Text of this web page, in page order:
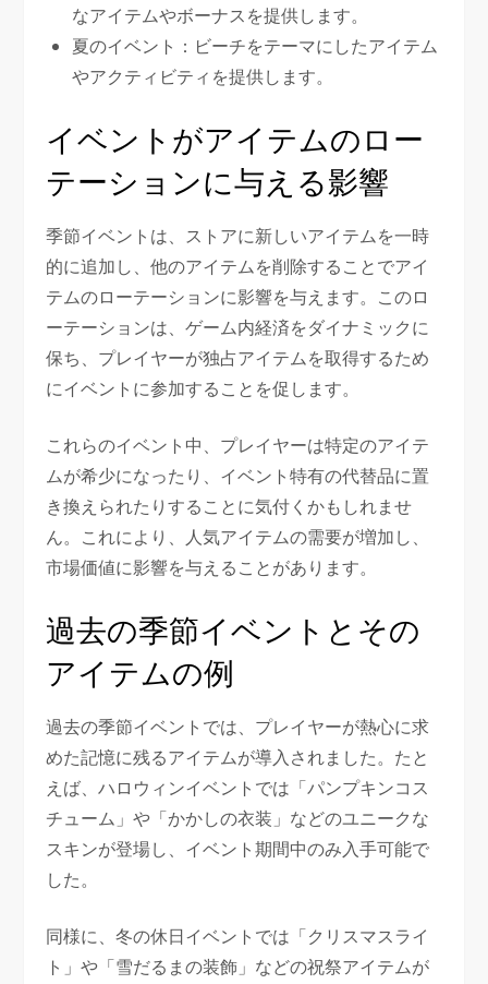
なアイテムやボーナスを提供します。
夏のイベント：ビーチをテーマにしたアイテム
やアクティビティを提供します。
イベントがアイテムのロー
テーションに与える影響
季節イベントは、ストアに新しいアイテムを一時
的に追加し、他のアイテムを削除することでアイ
テムのローテーションに影響を与えます。このロ
ーテーションは、ゲーム内経済をダイナミックに
保ち、プレイヤーが独占アイテムを取得するため
にイベントに参加することを促します。
これらのイベント中、プレイヤーは特定のアイテ
ムが希少になったり、イベント特有の代替品に置
き換えられたりすることに気付くかもしれませ
ん。これにより、人気アイテムの需要が増加し、
市場価値に影響を与えることがあります。
過去の季節イベントとその
アイテムの例
過去の季節イベントでは、プレイヤーが熱心に求
めた記憶に残るアイテムが導入されました。たと
えば、ハロウィンイベントでは「パンプキンコス
チューム」や「かかしの衣装」などのユニークな
スキンが登場し、イベント期間中のみ入手可能で
した。
同様に、冬の休日イベントでは「クリスマスライ
ト」や「雪だるまの装飾」などの祝祭アイテムが